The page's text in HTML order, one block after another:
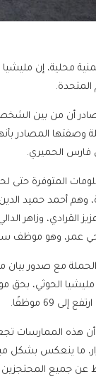
المتحدة.
أن من بين
المصادر
فارس الحميري.
المتوفرة حتى
وهم أحمد حميد
القرادي، وزاهر
عمر، وهو موظف
مع صدور بيان
مليشيا الحوثي،
69 موظفًا.
أن هذه الممارسات
ما ينعكس بشكل
جميع المحتجزين